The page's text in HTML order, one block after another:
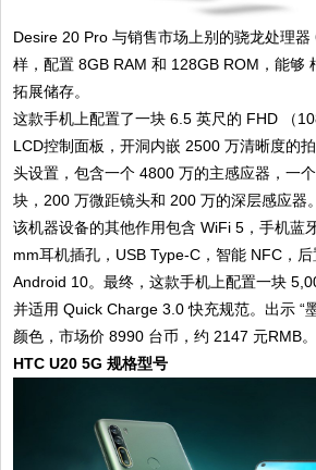
Desire 20 Pro 与销售市场上别的骁龙处理
样，配置 8GB RAM 和 128GB ROM，能够
拓展储存。
这款手机上配置了一块 6.5 英尺的 FHD （
LCD控制面板，开洞内嵌 2500 万清晰度的
头设置，包含一个 4800 万的主感应器，一
块，200 万微距镜头和 200 万的深层感应器。
该机器设备的其他作用包含 WiFi 5，手机蓝
mm耳机插孔，USB Type-C，智能 NFC，
Android 10。最终，这款手机上配置一块
并适用 Quick Charge 3.0 快充规范。出示 “
颜色，市场价 8990 台币，约 2147 元RMB。
HTC U20 5G 规格型号